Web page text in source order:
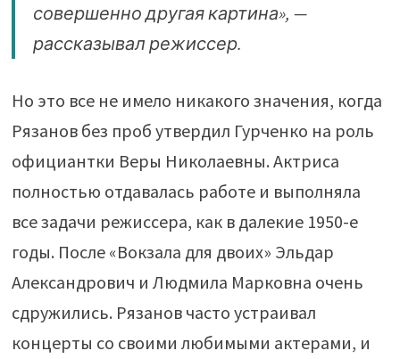
совершенно другая картина», —
рассказывал режиссер.
Но это все не имело никакого значения, когда
Рязанов без проб утвердил Гурченко на роль
официантки Веры Николаевны. Актриса
полностью отдавалась работе и выполняла
все задачи режиссера, как в далекие 1950-е
годы. После «Вокзала для двоих» Эльдар
Александрович и Людмила Марковна очень
сдружились. Рязанов часто устраивал
концерты со своими любимыми актерами, и